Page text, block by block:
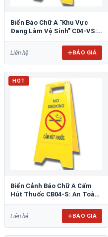
Biển Báo Chữ A "Khu Vực
Đang Làm Vệ Sinh" C04-VS:
Liên hệ BÁO GIÁ
HOT
Biển Cảnh Báo Chữ A Cấm
Hút Thuốc CB04-S: An Toàn
Liên hệ BÁO GIÁ